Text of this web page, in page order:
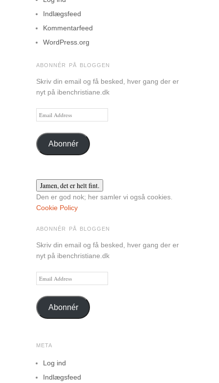
Indlægsfeed
Kommentarfeed
WordPress.org
ABONNÉR PÅ BLOGGEN
Skriv din email og få besked, hver gang der er
nyt på ibenchristiane.dk
Email
Address
Abonnér
Den er god nok; her samler vi også cookies.
Cookie Policy
ABONNÉR PÅ BLOGGEN
Skriv din email og få besked, hver gang der er
nyt på ibenchristiane.dk
Email
Address
Abonnér
META
Log ind
Indlægsfeed